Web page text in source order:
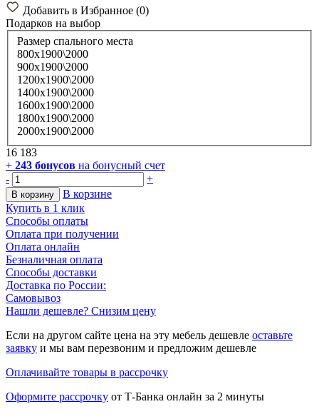
Добавить в Избранное (0)
Подарков на выбор
Размер спального места
800х1900\2000
900х1900\2000
1200х1900\2000
1400х1900\2000
1600х1900\2000
1800х1900\2000
2000х1900\2000
16 183
+ 243 бонусов на бонусный счет
-
+
В корзину
В корзине
Купить в 1 клик
Способы оплаты
Оплата при получении
Оплата онлайн
Безналичная оплата
Способы доставки
Доставка по России:
Самовывоз
Нашли дешевле? Снизим цену
Если на другом сайте цена на эту мебель дешевле оставьте
заявку и мы вам перезвоним и предложим дешевле
Оплачивайте товары в рассрочку
Оформите рассрочку от Т-Банка онлайн за 2 минуты